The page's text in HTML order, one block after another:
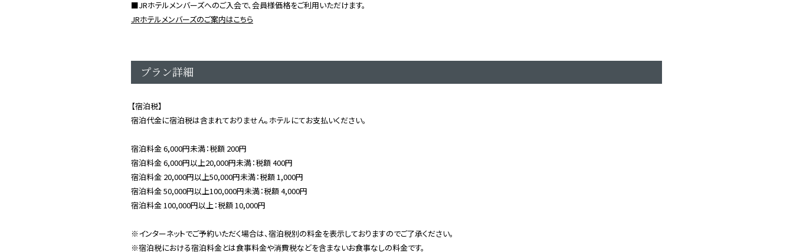
■JRホテルメンバーズへのご入会で、会員様価格をご利用いただけます。
JRホテルメンバーズのご案内はこちら
プラン詳細
【宿泊税】
宿泊代金に宿泊税は含まれておりません。ホテルにてお支払いください。
宿泊料金 6,000円未満：税額 200円
宿泊料金 6,000円以上20,000円未満：税額 400円
宿泊料金 20,000円以上50,000円未満：税額 1,000円
宿泊料金 50,000円以上100,000円未満：税額 4,000円
宿泊料金 100,000円以上：税額 10,000円
※インターネットでご予約いただく場合は、宿泊税別の料金を表示しておりますのでご了承ください。
※宿泊税における宿泊料金とは食事料金や消費税などを含まないお食事なしの料金です。